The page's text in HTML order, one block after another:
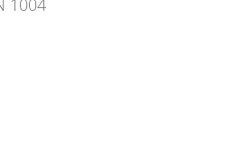
1004